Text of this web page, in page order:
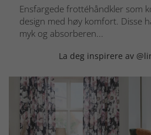
Ensfargede frottéhåndkler som
design med høy komfort. Disse
myk og absorberen...
La deg inspirere av